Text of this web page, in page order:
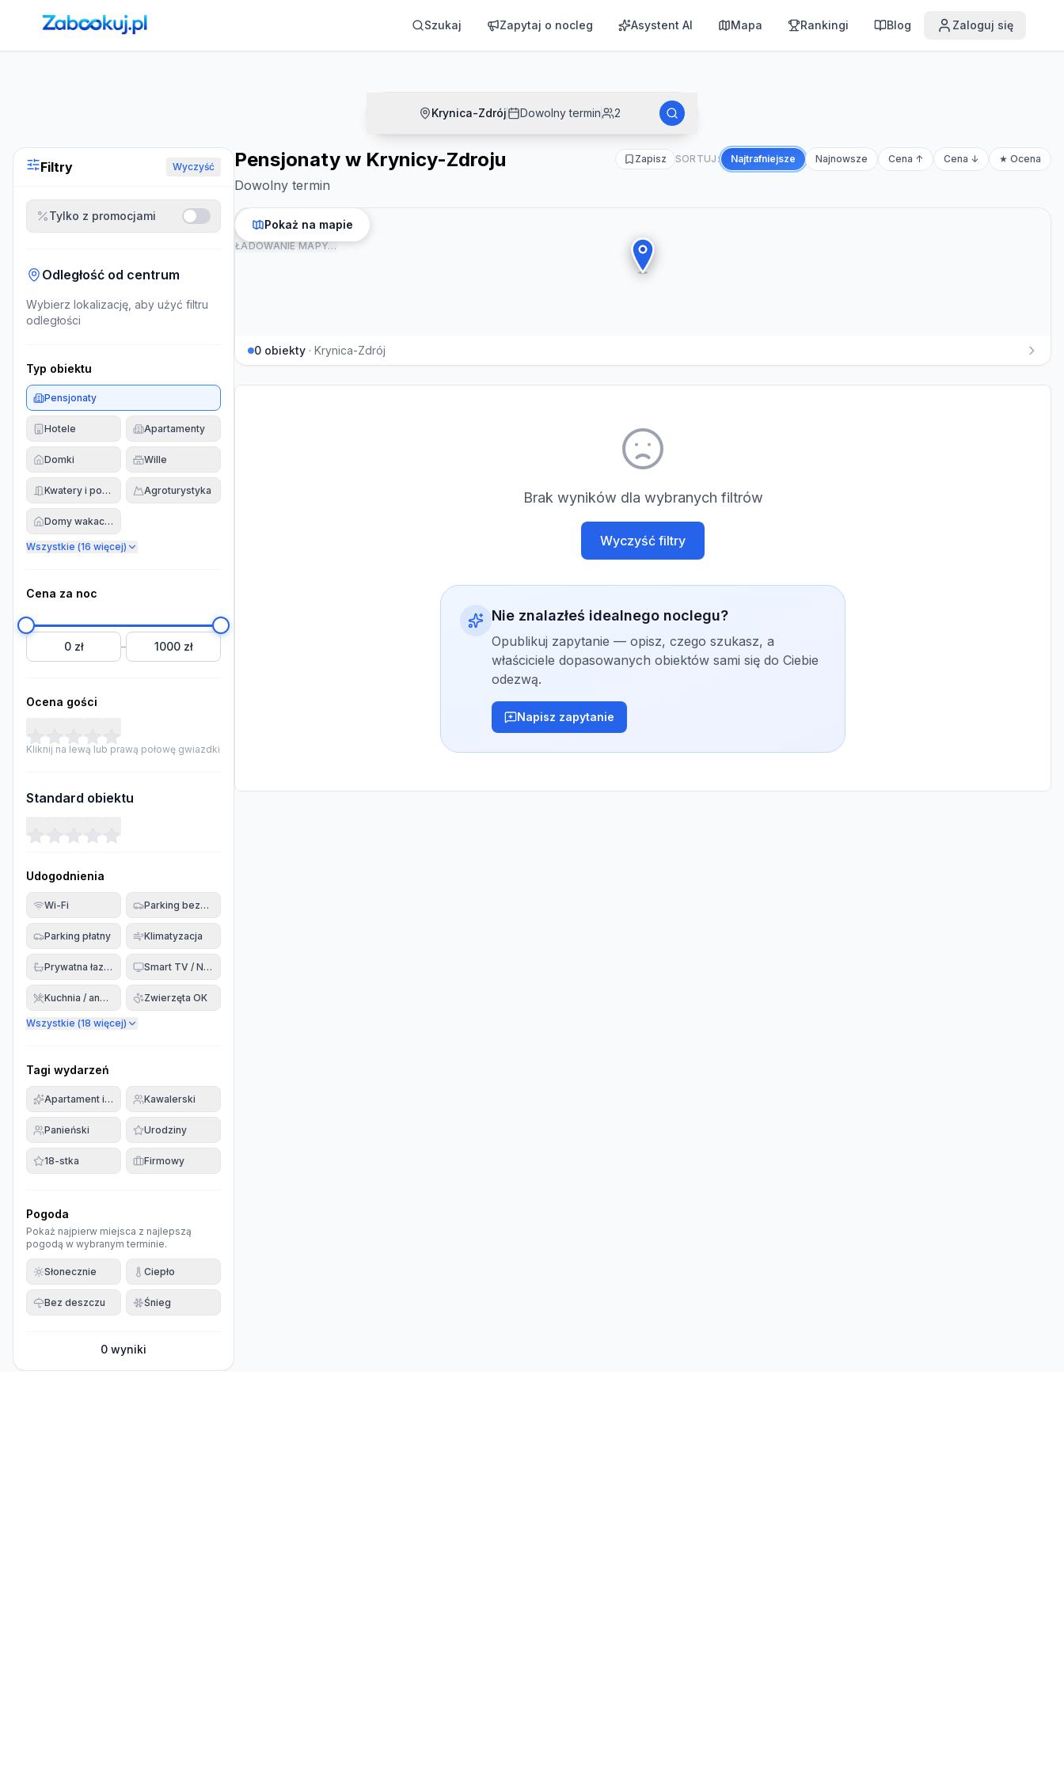
Strona główna ›Noclegi Szukaj Zapytaj o nocleg Asystent AI Mapa Rankingi Blog Zaloguj się
Krynica-Zdrój Dowolny termin 2
Filtry Wyczyść
Tylko z promocjami
Odległość od centrum
Wybierz lokalizację, aby użyć filtru
odległości
Typ obiektu
Pensjonaty
Hotele Apartamenty
Domki Wille
Kwatery i pokoje Agroturystyka
Domy wakacyjne
Wszystkie (16 więcej)
Cena za noc
0 zł – 1000 zł
Ocena gości
Kliknij na lewą lub prawą połowę gwiazdki
Standard obiektu
Udogodnienia
Wi-Fi Parking bezpłatny
Parking płatny Klimatyzacja
Prywatna łazienka Smart TV / Netflix
Kuchnia / aneks Zwierzęta OK
Wszystkie (18 więcej)
Tagi wydarzeń
Apartament imprezowyKawalerski
Panieński Urodziny
18-stka Firmowy
Pogoda
Pokaż najpierw miejsca z najlepszą
pogodą w wybranym terminie.
Słonecznie Ciepło
Bez deszczu Śnieg
0 wyniki
Pensjonaty w Krynicy-Zdroju
Dowolny termin
Zapisz SORTUJ: Najtrafniejsze Najnowsze Cena ↑ Cena ↓ ★ Ocena
ŁADOWANIE MAPY…
Pokaż na mapie
0 obiekty · Krynica-Zdrój
Brak wyników dla wybranych filtrów
Wyczyść filtry
Nie znalazłeś idealnego noclegu?
Opublikuj zapytanie — opisz, czego szukasz, a
właściciele dopasowanych obiektów sami się do Ciebie
odezwą.
Napisz zapytanie